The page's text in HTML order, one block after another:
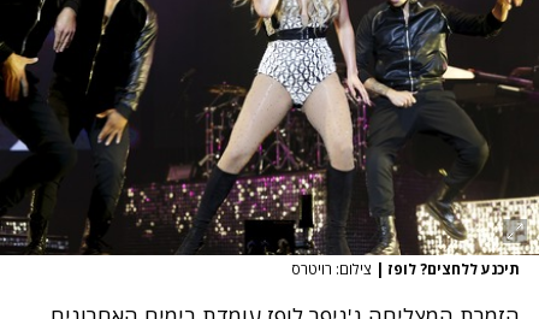
תיכנע ללחצים? לופז | צילום: רויטרס